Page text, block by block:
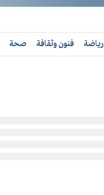
رياضة فنون وثقافة صحة